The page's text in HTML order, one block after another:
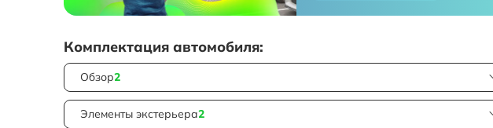
Комплектация автомобиля:
Обзор2
Элементы экстерьера2